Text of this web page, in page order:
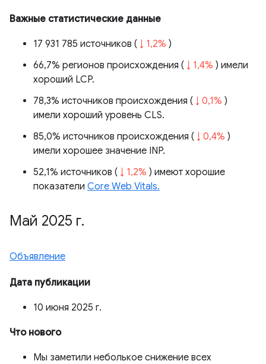
Важные статистические данные
17 931 785 источников ( ↓ 1,2% )
66,7% регионов происхождения ( ↓ 1,4% ) имели
хороший LCP.
78,3% источников происхождения ( ↓ 0,1% )
имели хороший уровень CLS.
85,0% источников происхождения ( ↓ 0,4% )
имели хорошее значение INP.
52,1% источников ( ↓ 1,2% ) имеют хорошие
показатели Core Web Vitals.
Май 2025 г.
Объявление
Дата публикации
10 июня 2025 г.
Что нового
Мы заметили неболькое снижение всех